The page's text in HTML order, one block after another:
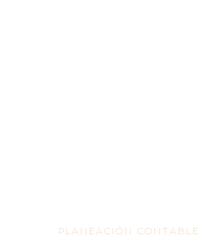
PLANEACIÓN CONTABLE